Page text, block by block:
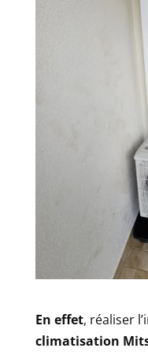
En effet, réaliser
climatisation